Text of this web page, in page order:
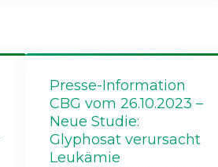
Presse-Information
CBG vom 26.10.2023 –
Neue Studie:
Glyphosat verursacht
Leukämie